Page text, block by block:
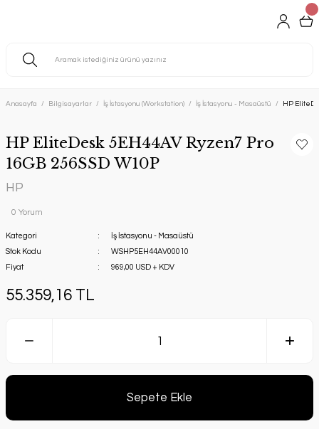
Anasayfa Bilgisayarlar İş İstasyonu (Workstation) İş İstasyonu - Masaüstü HP
HP EliteDesk 5EH44AV Ryzen7 Pro
16GB 256SSD W10P
HP
0 Yorum
Kategori
İş İstasyonu - Masaüstü
Stok Kodu
WSHP5EH44AV00010
Fiyat
969,00 USD + KDV
55.359,16 TL
Sepete Ekle